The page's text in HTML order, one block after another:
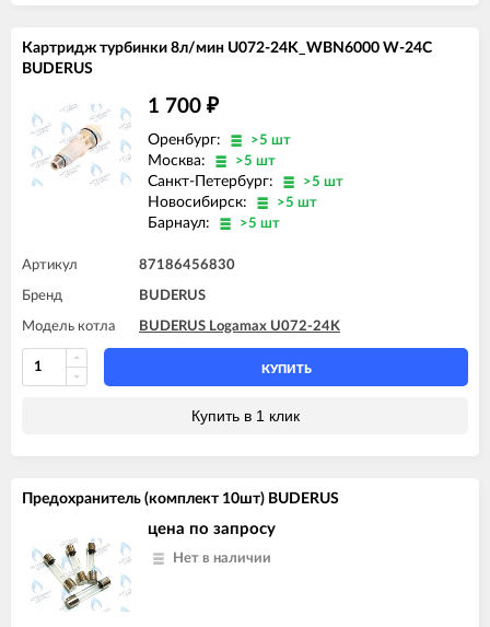
Картридж турбинки 8л/мин U072-24K_WBN6000 W-24C
BUDERUS
1 700 ₽
Оренбург: >5 шт
Москва: >5 шт
Санкт-Петербург: >5 шт
Новосибирск: >5 шт
Барнаул: >5 шт
Артикул 87186456830
Бренд BUDERUS
Модель котла BUDERUS Logamax U072-24K
КУПИТЬ
Купить в 1 клик
Предохранитель (комплект 10шт) BUDERUS
цена по запросу
Нет в наличии